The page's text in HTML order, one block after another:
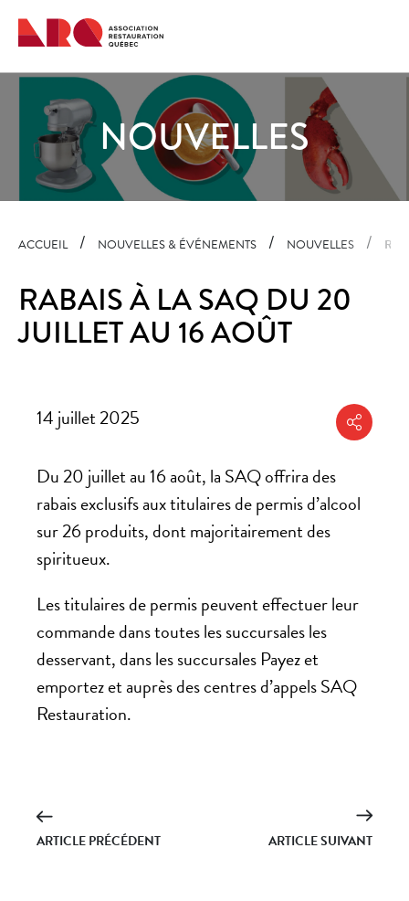
Navigation
rapide
NOUVELLES
ACCUEIL NOUVELLES & ÉVÉNEMENTS NOUVELLES
RABAIS À LA SAQ DU 20
JUILLET AU 16 AOÛT
14 juillet 2025 Partager
Du 20 juillet au 16 août, la SAQ offrira des
rabais exclusifs aux titulaires de permis d’alcool
sur 26 produits, dont majoritairement des
spiritueux.
Les titulaires de permis peuvent effectuer leur
commande dans toutes les succursales les
desservant, dans les succursales Payez et
emportez et auprès des centres d’appels SAQ
Restauration.
ARTICLE PRÉCÉDENT ARTICLE SUIVANT